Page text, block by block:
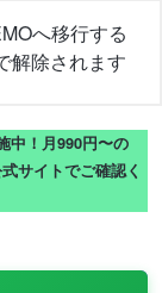
へ移行する
解除されます
中！月990円〜の
サイトでご確認く